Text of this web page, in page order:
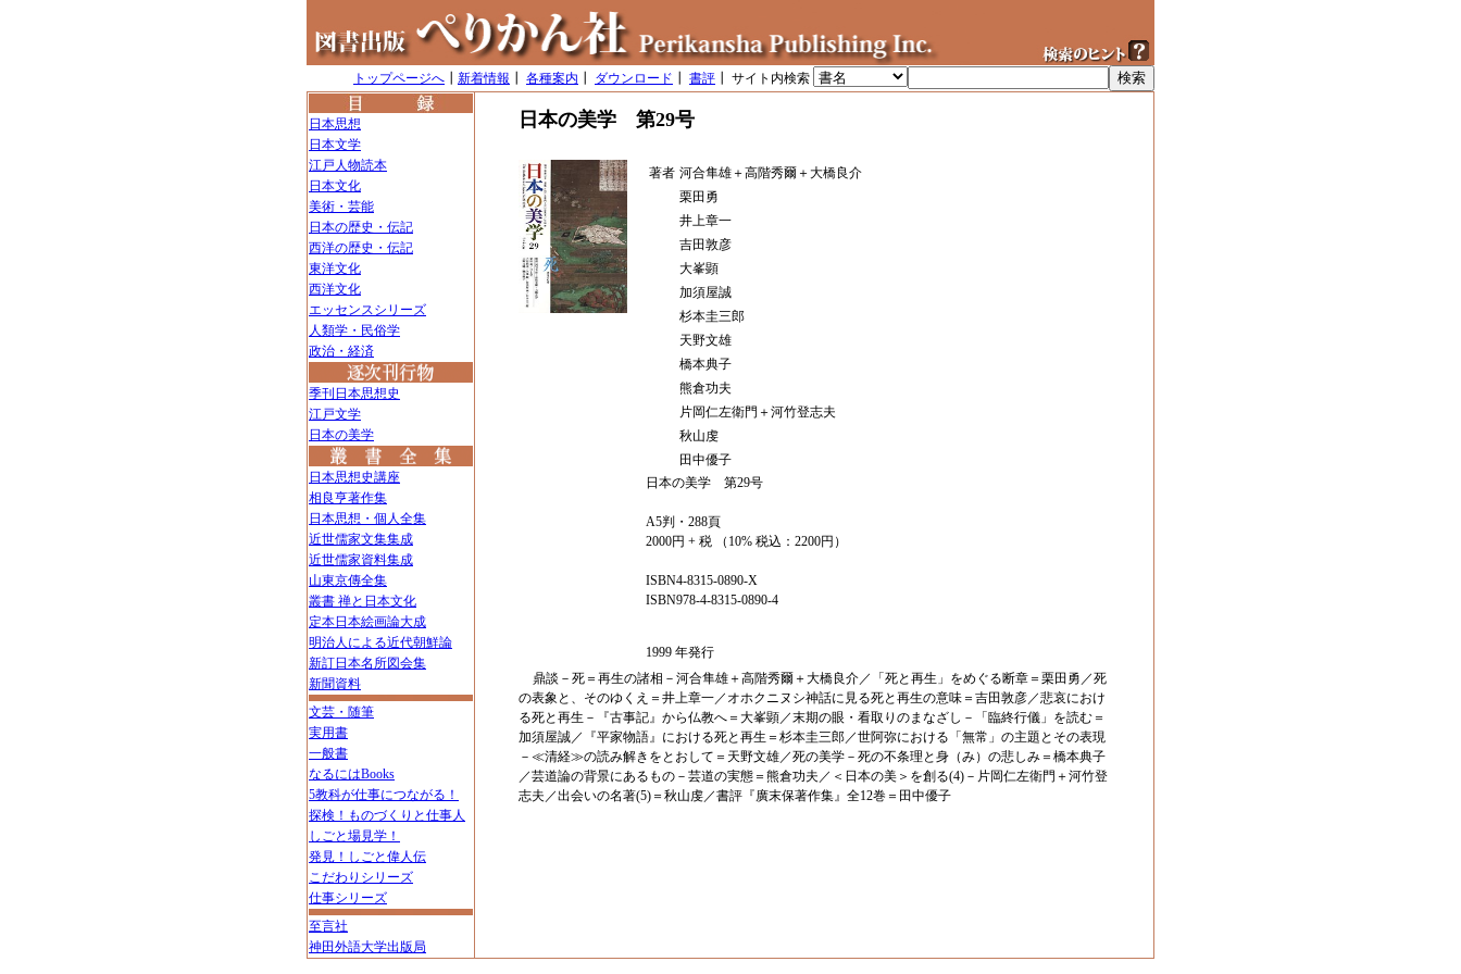
トップページへ 新着情報 各種案内 ダウンロード 書評 ┃ サイト内検索
日本思想
日本文学
江戸人物読本
日本文化
美術・芸能
日本の歴史・伝記
西洋の歴史・伝記
東洋文化
西洋文化
エッセンスシリーズ
人類学・民俗学
政治・経済
季刊日本思想史
江戸文学
日本の美学
日本思想史講座
相良亨著作集
日本思想・個人全集
近世儒家文集集成
近世儒家資料集成
山東京傳全集
叢書 禅と日本文化
定本日本絵画論大成
明治人による近代朝鮮論
新訂日本名所図会集
新聞資料
文芸・随筆
実用書
一般書
なるにはBooks
5教科が仕事につながる！
探検！ものづくりと仕事人
しごと場見学！
発見！しごと偉人伝
こだわりシリーズ
仕事シリーズ
至言社
神田外語大学出版局
日本の美学 第29号
著者 河合隼雄＋高階秀爾＋大橋良介
栗田勇
井上章一
吉田敦彦
大峯顕
加須屋誠
杉本圭三郎
天野文雄
橋本典子
熊倉功夫
片岡仁左衛門＋河竹登志夫
秋山虔
田中優子
日本の美学 第29号
A5判・288頁
2000円 + 税 （10% 税込：2200円）
ISBN4-8315-0890-X
ISBN978-4-8315-0890-4
1999 年発行
鼎談－死＝再生の諸相－河合隼雄＋高階秀爾＋大橋良介／「死と再生」をめぐる断章＝栗田勇／死
の表象と、そのゆくえ＝井上章一／オホクニヌシ神話に見る死と再生の意味＝吉田敦彦／悲哀におけ
る死と再生－『古事記』から仏教へ＝大峯顕／末期の眼・看取りのまなざし－「臨終行儀」を読む＝
加須屋誠／『平家物語』における死と再生＝杉本圭三郎／世阿弥における「無常」の主題とその表現
－≪清経≫の読み解きをとおして＝天野文雄／死の美学－死の不条理と身（み）の悲しみ＝橋本典子
／芸道論の背景にあるもの－芸道の実態＝熊倉功夫／＜日本の美＞を創る(4)－片岡仁左衛門＋河竹登
志夫／出会いの名著(5)＝秋山虔／書評『廣末保著作集』全12巻＝田中優子